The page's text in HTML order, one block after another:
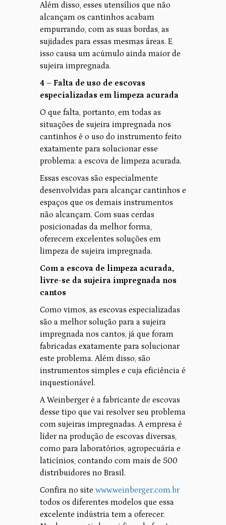
Além disso, esses utensílios que não
alcançam os cantinhos acabam
empurrando, com as suas bordas, as
sujidades para essas mesmas áreas. E
isso causa um acúmulo ainda maior de
sujeira impregnada.
4 – Falta de uso de escovas
especializadas em limpeza acurada
O que falta, portanto, em todas as
situações de sujeira impregnada nos
cantinhos é o uso do instrumento feito
exatamente para solucionar esse
problema: a escova de limpeza acurada.
Essas escovas são especialmente
desenvolvidas para alcançar cantinhos e
espaços que os demais instrumentos
não alcançam. Com suas cerdas
posicionadas da melhor forma,
oferecem excelentes soluções em
limpeza de sujeira impregnada.
Com a escova de limpeza acurada,
livre-se da sujeira impregnada nos
cantos
Como vimos, as escovas especializadas
são a melhor solução para a sujeira
impregnada nos cantos, já que foram
fabricadas exatamente para solucionar
este problema. Além disso, são
instrumentos simples e cuja eficiência é
inquestionável.
A Weinberger é a fabricante de escovas
desse tipo que vai resolver seu problema
com sujeiras impregnadas. A empresa é
líder na produção de escovas diversas,
como para laboratórios, agropecuária e
laticínios, contando com mais de 500
distribuidores no Brasil.
Confira no site www.weinberger.com.br
todos os diferentes modelos que essa
excelente indústria tem a oferecer.